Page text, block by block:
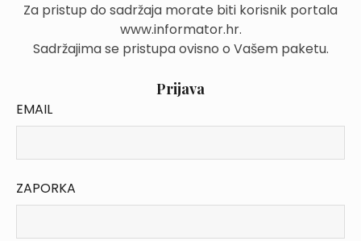
Za pristup do sadržaja morate biti korisnik portala
www.informator.hr.
Sadržajima se pristupa ovisno o Vašem paketu.
Prijava
EMAIL
ZAPORKA